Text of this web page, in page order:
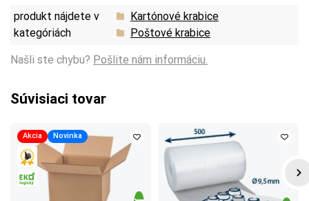
produkt nájdete v
kategóriách
Kartónové krabice
Poštové krabice
Našli ste chybu? Pošlite nám informáciu.
Súvisiaci tovar
Akcia Novinka